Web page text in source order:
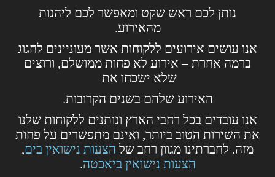
נותן לכם ראש שקט ומאפשר לכם ליהנות
מהאירוע.
אנו עושים אירועים ללקוחות אשר מעוניינים לחגוג
ברמה אחרת – אירוע לא פחות ממושלם, ורוצים
שלא ישכחו את
האירוע שלהם בשנים הקרובות.
אנו עובדים בכל רחבי הארץ ונותנים ללקוחות שלנו
את השירות הטוב ביותר, ואינם מתפשרים על פחות
מזה. לחברתינו מגוון רחב של הצעות נישואין בים,
הצעות נישואין ביאכטה.